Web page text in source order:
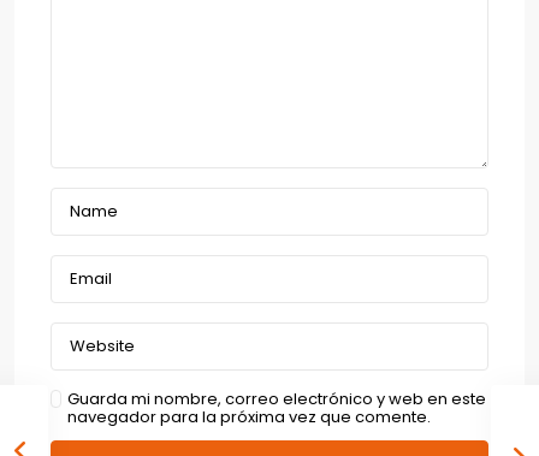
Guarda mi nombre, correo electrónico y web en este
navegador para la próxima vez que comente.